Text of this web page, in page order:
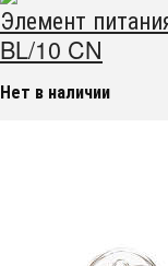
Элемент
BL/10 CN
Нет в наличии